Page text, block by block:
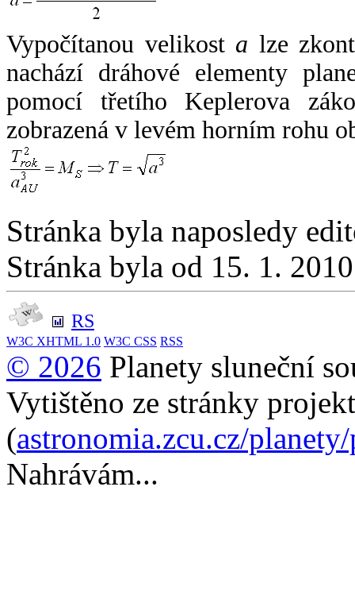
Vypočítanou velikost a lze
nachází dráhové elementy
pomocí třetího Keplerova
zobrazená v levém horním rohu
Stránka byla naposledy
Stránka byla od 15. 1.
RS
W3C XHTML 1.0 W3C CSS RSS
© 2026 Planety sluneční
Vytištěno ze stránky
(astronomia.zcu.cz/
Nahrávám...